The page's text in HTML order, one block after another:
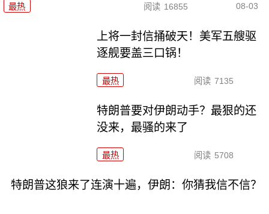
最热 阅读 16855 08-03
上将一封信捅破天！美军五艘驱
逐舰要盖三口锅！
最热 阅读 7135
特朗普要对伊朗动手？最狠的还
没来，最骚的来了
最热 阅读 5708
特朗普这狼来了连演十遍，伊朗：你猜我信不信？